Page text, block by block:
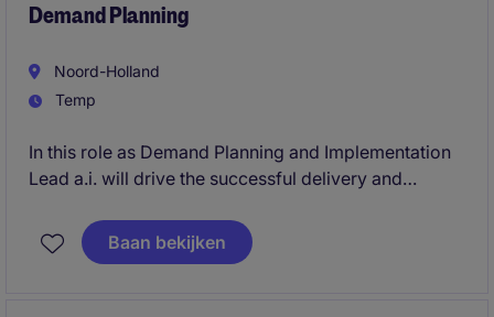
Demand Planning
Noord-Holland
Temp
In this role as Demand Planning and Implementation
Lead a.i. will drive the successful delivery and
an international consumer-focused organization. The
role combines project leadership, stakeholder
Baan bekijken